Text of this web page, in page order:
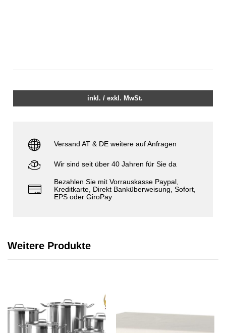
inkl. / exkl. MwSt.
Versand AT & DE weitere auf Anfragen
Wir sind seit über 40 Jahren für Sie da
Bezahlen Sie mit Vorrauskasse Paypal,
Kreditkarte, Direkt Banküberweisung, Sofort,
EPS oder GiroPay
Weitere Produkte